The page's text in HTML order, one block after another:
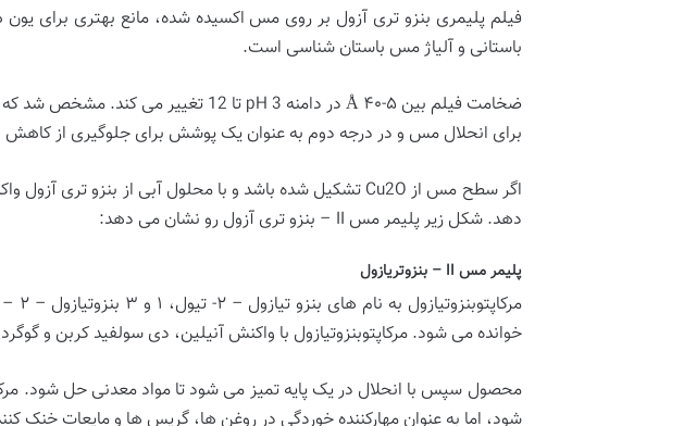
فیلم پلیمری بنزو تری آزول بر روی مس اکسیده شده، مانع بهتری برای
باستانی و آلیاژ مس باستان شناسی است.
برای انحلال مس و در درجه دوم به عنوان یک پوشش برای جلوگیری از
دهد. شکل زیر پلیمر مس II – بنزو تری آزول رو نشان می دهد:
پلیمر مس II – بنزوتریازول
خوانده می شود. مرکاپتوبنزوتیازول با واکنش آنیلین، دی سولفید کربن و
محصول سپس با انحلال در یک پایه تمیز می شود تا مواد معدنی حل شود.
شود، اما به عنوان مهارکننده خوردگی در روغن ها، گریس ها و مایعات خنک